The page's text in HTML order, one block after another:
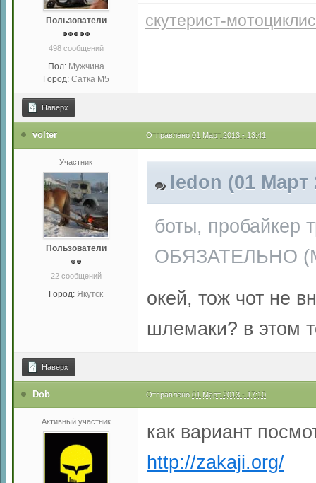
Пользователи
498 сообщений
Пол: Мужчина
Город: Сатка М5
скутерист-
Наверх
volter Отправлено 01 Март 2013 - 13:41
Участник
Пользователи
22 сообщений
Город: Якутск
ledon (01 Март
боты, пробайкер
ОБЯЗАТЕЛЬНО
окей, тож чот не
шлемаки? в этом
Наверх
Dob Отправлено 01 Март 2013 - 17:10
Активный участник
как вариант
http://zakaji.org/